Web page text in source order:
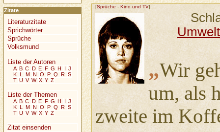
[Sprüche - Kino und TV]
„Wir
um, als
zweite im
Zitate
Literaturzitate
Sprichwörter
Sprüche
Volksmund
Liste der Autoren
A B C D E F G H I J
K L M N O P Q R S
T U V W X Y Z
Liste der Themen
A B C D E F G H I J
K L M N O P Q R S
T U V W X Y Z
Zitat einsenden